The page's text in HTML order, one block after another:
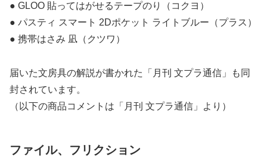
● GLOO 貼ってはがせるテープのり（コクヨ）
● パスティ スマート 2Dポケット ライトブルー（プラス）
● 携帯はさみ 凪（クツワ）
届いた文房具の解説が書かれた「月刊 文プラ通信」も同
封されています。
（以下の商品コメントは「月刊 文プラ通信」より）
ファイル、フリクション